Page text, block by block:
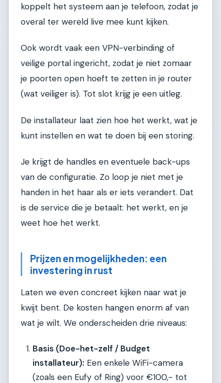
koppelt het systeem aan je telefoon, zodat je
overal ter wereld live mee kunt kijken.
Ook wordt vaak een VPN-verbinding of
veilige portal ingericht, zodat je niet zomaar
je poorten open hoeft te zetten in je router
(wat veiliger is). Tot slot krijg je een uitleg.
De installateur laat zien hoe het werkt, wat je
kunt instellen en wat te doen bij een storing.
Je krijgt de handles en eventuele back-ups
van de configuratie. Zo loop je niet met je
handen in het haar als er iets verandert. Dat
is de service die je betaalt: het werkt, en je
weet hoe het werkt.
Prijzen en mogelijkheden: een
investering in rust
Laten we even concreet kijken naar wat je
kwijt bent. De kosten hangen enorm af van
wat je wilt. We onderscheiden drie niveaus:
Basis (Doe-het-zelf / Budget
installateur): Een enkele WiFi-camera
(zoals een Eufy of Ring) voor €100,- tot